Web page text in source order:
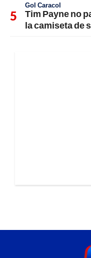
Gol Caracol
Tim Payne no
la camiseta de